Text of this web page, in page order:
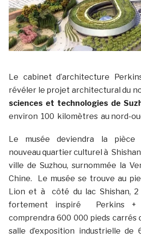
Le cabinet d’architecture
révéler le projet architectural du
sciences et technologies de
environ 100 kilomètres au nord-
Le musée deviendra la pièce
nouveau quartier culturel à
ville de Suzhou, surnommée la
Chine. Le musée se trouve au
Lion et à côté du lac Shishan, 2
fortement inspiré Perkins +
comprendra 600 000 pieds carrés
salle d’exposition industrielle